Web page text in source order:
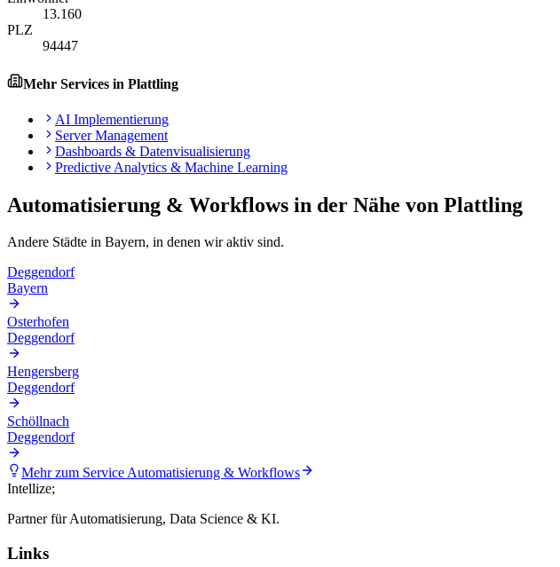
13.160
PLZ
94447
Mehr Services in Plattling
AI Implementierung
Server Management
Dashboards & Datenvisualisierung
Predictive Analytics & Machine Learning
Automatisierung & Workflows in der Nähe von Plattling
Andere Städte in Bayern, in denen wir aktiv sind.
Deggendorf
Bayern
Osterhofen
Deggendorf
Hengersberg
Deggendorf
Schöllnach
Deggendorf
Mehr zum ServiceAutomatisierung & Workflows
Intellize;
Partner für Automatisierung, Data Science & KI.
Links